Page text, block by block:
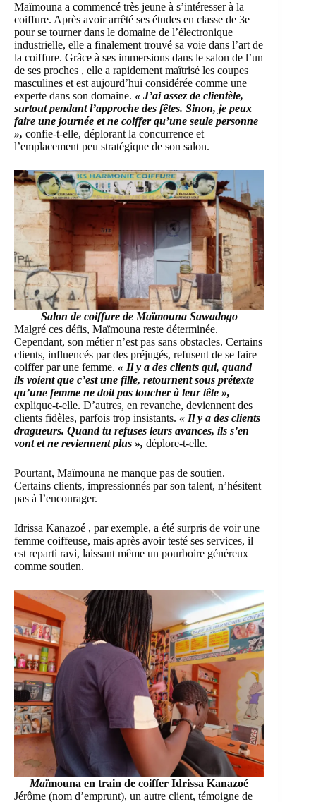
Maïmouna a commencé très jeune à s’intéresser à la
coiffure. Après avoir arrêté ses études en classe de 3e
pour se tourner dans le domaine de l’électronique
industrielle, elle a finalement trouvé sa voie dans l’art de
la coiffure. Grâce à ses immersions dans le salon de l’un
de ses proches , elle a rapidement maîtrisé les coupes
masculines et est aujourd’hui considérée comme une
experte dans son domaine. « J’ai assez de clientèle,
surtout pendant l’approche des fêtes. Sinon, je peux
faire une journée et ne coiffer qu’une seule personne
», confie-t-elle, déplorant la concurrence et
l’emplacement peu stratégique de son salon.
Salon de coiffure de Maïmouna Sawadogo
Malgré ces défis, Maïmouna reste déterminée.
Cependant, son métier n’est pas sans obstacles. Certains
clients, influencés par des préjugés, refusent de se faire
coiffer par une femme. « Il y a des clients qui, quand
ils voient que c’est une fille, retournent sous prétexte
qu’une femme ne doit pas toucher à leur tête »,
explique-t-elle. D’autres, en revanche, deviennent des
clients fidèles, parfois trop insistants. « Il y a des clients
dragueurs. Quand tu refuses leurs avances, ils s’en
vont et ne reviennent plus », déplore-t-elle.
Pourtant, Maïmouna ne manque pas de soutien.
Certains clients, impressionnés par son talent, n’hésitent
pas à l’encourager.
Idrissa Kanazoé , par exemple, a été surpris de voir une
femme coiffeuse, mais après avoir testé ses services, il
est reparti ravi, laissant même un pourboire généreux
comme soutien.
Maïmouna en train de coiffer Idrissa Kanazoé
Jérôme (nom d’emprunt), un autre client, témoigne de